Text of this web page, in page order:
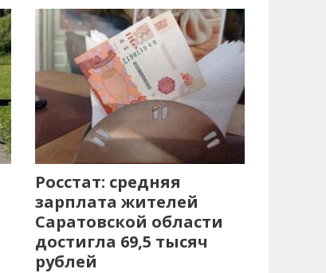
Росстат: средняя
зарплата жителей
Саратовской области
достигла 69,5 тысяч
рублей